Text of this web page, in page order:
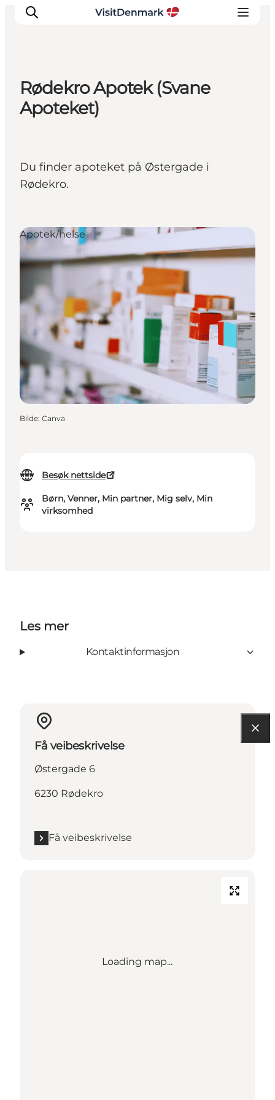
Inspirasjon
Reisemål
Planlegg reisen
Rødekro Apotek (Svane
Apoteket)
Du finder apoteket på Østergade i
Rødekro.
Besøk nettside
Børn, Venner, Min partner, Mig selv, Min
virksomhed
Apotek/helse
Bilde: Canva
Les mer
Kontaktinformasjon
Få veibeskrivelse
Østergade 6
6230 Rødekro
Få veibeskrivelse
Loading map...